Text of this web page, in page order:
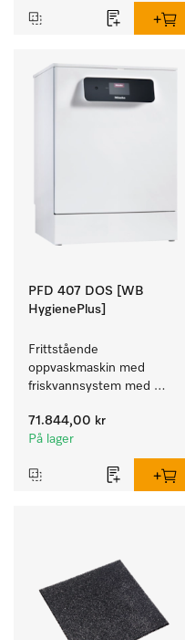
PFD 407 DOS [WB
HygienePlus]
Frittstående
oppvaskmaskin med
friskvannsystem med
barnehager og alle som
stiller høye hygienekrav.
71.844,00 kr
På lager